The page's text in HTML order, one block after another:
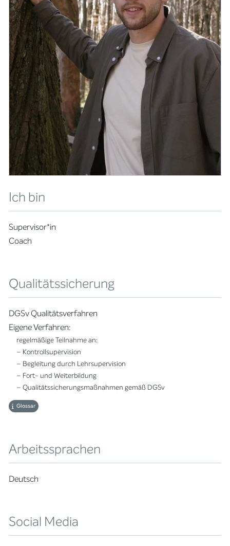
Ich bin
Supervisor*in
Coach
Qualitätssicherung
DGSv Qualitätsverfahren
Eigene Verfahren:
regelmäßige Teilnahme an:
– Kontrollsupervision
– Begleitung durch Lehrsupervision
– Fort- und Weiterbildung
– Qualitätssicherungsmaßnahmen gemäß DGSv
Glossar
Arbeitssprachen
Deutsch
Social Media